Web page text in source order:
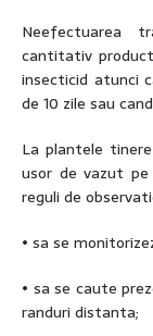
Neefectuarea
cantitativ
insecticid atunci
de 10 zile sau
La plantele
usor de vazut
reguli de
• sa se
• sa se caute
randuri distanta;